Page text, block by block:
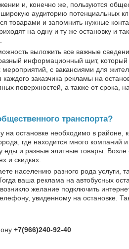
и, конечно же, пользуются
аудиторию потенциальных
товарами и запомнить нужные
на одну и ту же остановку и
выложить все важные
информационный щит,
с вакансиями для
заказчика рекламы на
поверхностей, а также от срока,
транспорта?
на остановке необходимо в районе,
где находится много компаний
еды и разные элитные товары. Возле
и скидках.
населению разного рода услуги,
ваша реклама на автобусных
желание подключить
увиденному на остановке.
+7(966)240-92-40